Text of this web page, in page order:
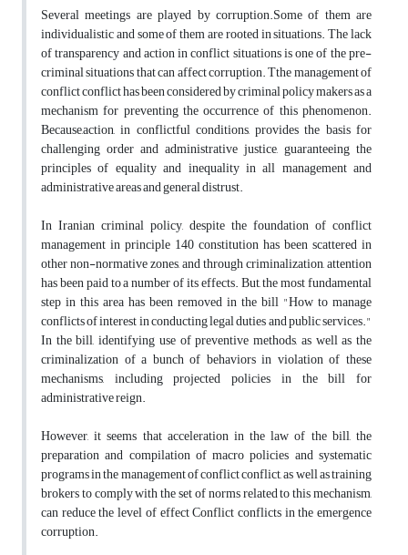
Several meetings are played by corruption.Some of them are
individualistic and some of them are rooted in situations. The lack
of transparency and action in conflict situations is one of the pre-
criminal situations that can affect corruption. Tthe management of
conflict conflict has been considered by criminal policy makers as a
mechanism for preventing the occurrence of this phenomenon.
Because,action, in conflictful conditions, provides the basis for
challenging order and administrative justice, guaranteeing the
principles of equality and inequality in all management and
administrative areas and general distrust.
In Iranian criminal policy, despite the foundation of conflict
management in principle 140 constitution has been scattered in
other non-normative zones, and through criminalization, attention
has been paid to a number of its effects. But, the most fundamental
step in this area has been removed in the bill "How to manage
conflicts of interest in conducting legal duties and public services."
In the bill, identifying use of preventive methods, as well as the
criminalization of a bunch of behaviors in violation of these
mechanisms, including projected policies in the bill for
administrative reign.
However, it seems that acceleration in the law of the bill, the
preparation and compilation of macro policies and systematic
programs in the management of conflict conflict, as well as training
brokers to comply with the set of norms related to this mechanism,
can reduce the level of effect Conflict conflicts in the emergence
corruption.